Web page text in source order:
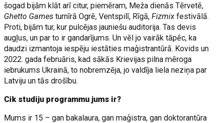
šogad bijām klāt arī citur, piemēram, Meža dienās Tērvetē,
Ghetto Gamesturnīrā Ogrē, Ventspilī, Rīgā,Fizmixfestivālā.
Proti, bijām tur, kur pulcējas jauniešu auditorija. Tas devis
augļus, un par to ir gandarījums. Un vēl jo vairāk tāpēc, ka
daudzi izmantoja iespēju iestāties maģistrantūrā. Kovids un
2022. gada februāris, kad sākās Krievijas pilna mēroga
iebrukums Ukrainā, to nobremzēja, jo valdīja liela neziņa par
Latviju un tās drošību.
Cik studiju programmu jums ir?
Mums ir 15 – gan bakalaura, gan maģistra, gan doktorantūra